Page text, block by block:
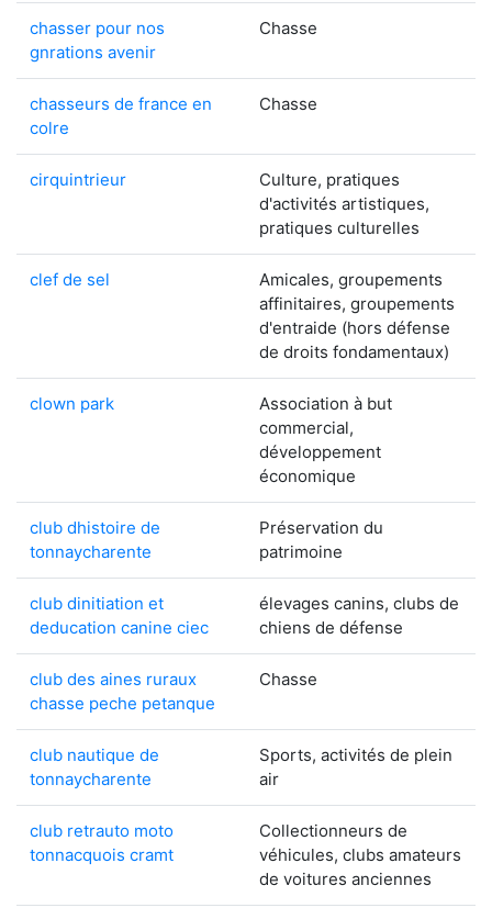
chasser pour nos
gnrations avenir
Chasse
chasseurs de france en
colre
Chasse
cirquintrieur
Culture, pratiques
d'activités artistiques,
pratiques culturelles
clef de sel
Amicales, groupements
affinitaires, groupements
d'entraide (hors défense
de droits fondamentaux)
clown park
Association à but
commercial,
développement
économique
club dhistoire de
tonnaycharente
Préservation du
patrimoine
club dinitiation et
deducation canine ciec
élevages canins, clubs de
chiens de défense
club des aines ruraux
chasse peche petanque
Chasse
club nautique de
tonnaycharente
Sports, activités de plein
air
club retrauto moto
tonnacquois cramt
Collectionneurs de
véhicules, clubs amateurs
de voitures anciennes